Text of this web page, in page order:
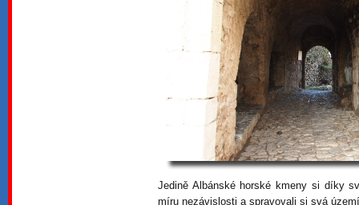
Jedině Albánské horské kmeny si díky
míru nezávislosti a spravovali si svá